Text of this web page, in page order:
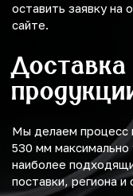
оставить заявку на
сайте.
Мы делаем процесс
530 мм
наиболее
поставки, региона и